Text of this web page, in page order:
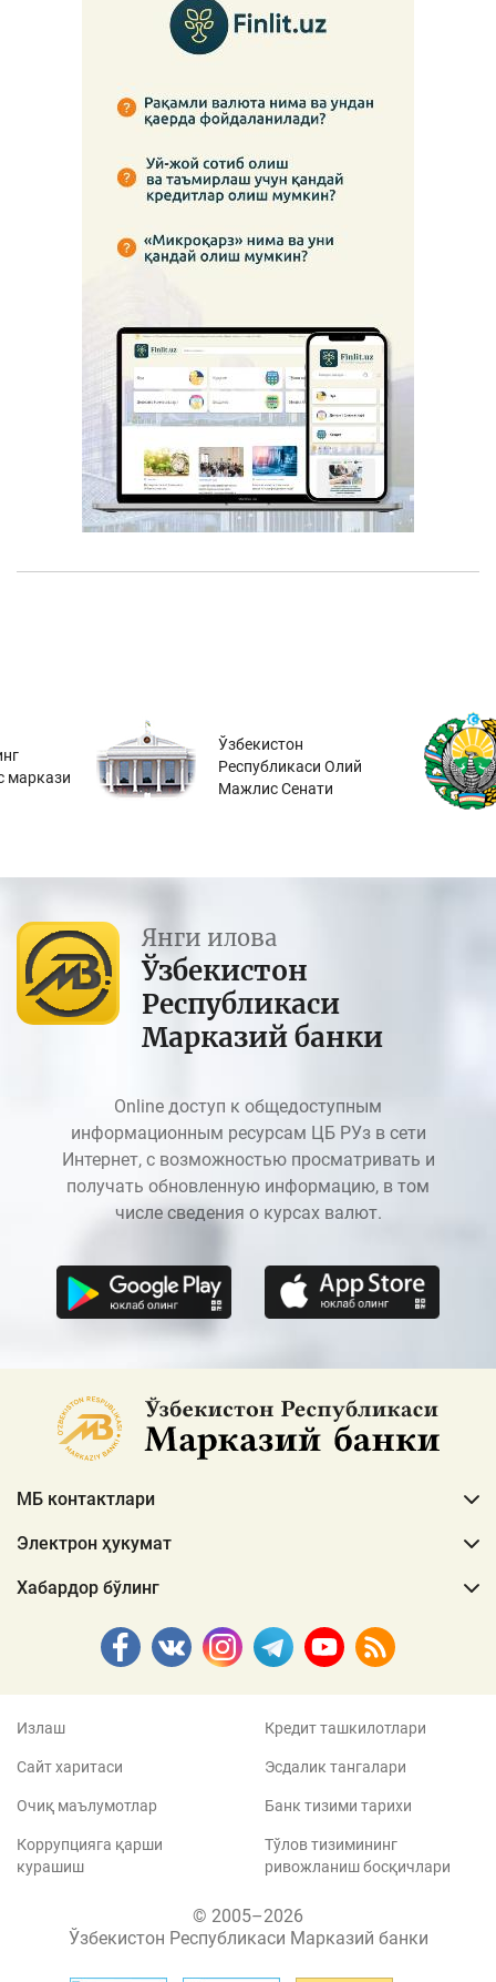
маркази
Ўзбекистон
Республикаси Олий
Мажлис Сенати
Янги илова
Ўзбекистон
Республикаси
Марказий банки
Online доступ к общедоступным
информационным ресурсам ЦБ РУз в сети
Интернет, с возможностью просматривать и
получать обновленную информацию, в том
числе сведения о курсах валют.
МБ контактлари
Электрон ҳукумат
Хабардор бўлинг
Излаш
Сайт харитаси
Очиқ маълумотлар
Коррупцияга қарши
курашиш
Кредит ташкилотлари
Эсдалик тангалари
Банк тизими тарихи
Тўлов тизимининг
ривожланиш босқичлари
© 2005–2026
Ўзбекистон Республикаси Марказий банки